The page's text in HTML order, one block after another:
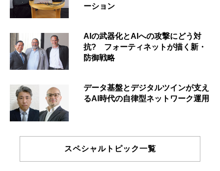
ーション
AIの武器化とAIへの攻撃にどう対
抗? フォーティネットが描く新・
防御戦略
データ基盤とデジタルツインが支え
るAI時代の自律型ネットワーク運用
スペシャルトピック一覧